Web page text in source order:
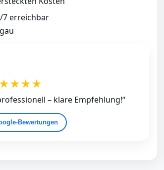
7 erreichbar
– klare Empfehlung!“